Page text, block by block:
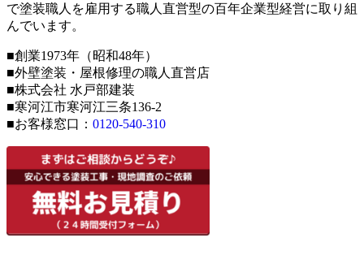
で塗装職人を雇用する職人直営型の百年企業型経営に取り組
んでいます。
■創業1973年（昭和48年）
■外壁塗装・屋根修理の職人直営店
■株式会社 水戸部建装
■寒河江市寒河江三条136-2
■お客様窓口： 0120-540-310